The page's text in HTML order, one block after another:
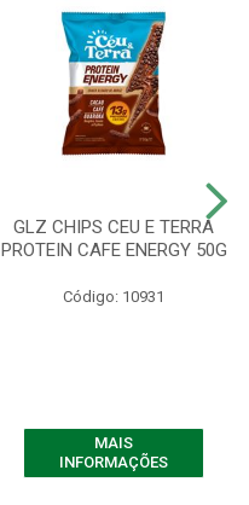
GLZ CHIPS CEU E TERRA
PROTEIN CAFE ENERGY 50G
Código: 10931
MAIS
INFORMAÇÕES